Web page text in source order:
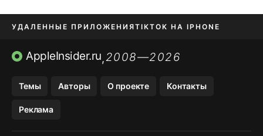
УДАЛЕННЫЕ ПРИЛОЖЕНИЯTIKTOK НА IPHONE
ПРИЛОЖЕНИЯ БЕЗ APP STORE
AppleInsider.ru,2008—2026
Темы Авторы О проекте Контакты
Реклама